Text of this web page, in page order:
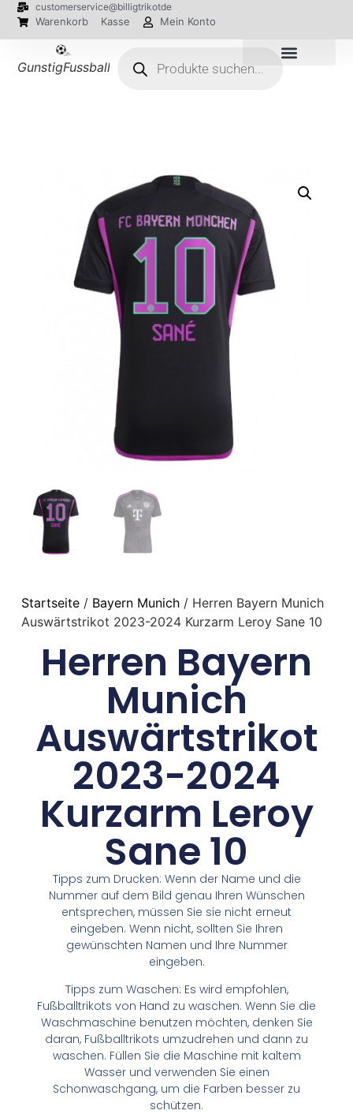
customerservice@billigtrikotde
Warenkorb Kasse Mein Konto
GunstigFussballTrikot
Startseite/ Bayern Munich/ Herren Bayern Munich
Auswärtstrikot 2023-2024 Kurzarm Leroy Sane 10
Herren Bayern
Munich
Auswärtstrikot
2023-2024
Kurzarm Leroy
Sane 10
Tipps zum Drucken: Wenn der Name und die
Nummer auf dem Bild genau Ihren Wünschen
entsprechen, müssen Sie sie nicht erneut
eingeben. Wenn nicht, sollten Sie Ihren
gewünschten Namen und Ihre Nummer
eingeben.
Tipps zum Waschen: Es wird empfohlen,
Fußballtrikots von Hand zu waschen. Wenn Sie die
Waschmaschine benutzen möchten, denken Sie
daran, Fußballtrikots umzudrehen und dann zu
waschen. Füllen Sie die Maschine mit kaltem
Wasser und verwenden Sie einen
Schonwaschgang, um die Farben besser zu
schützen.